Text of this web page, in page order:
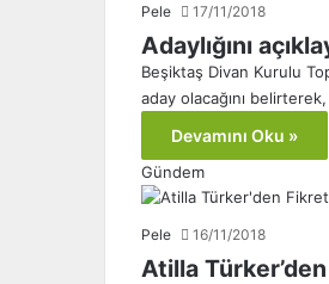
Pele 17/11/2018
Adaylığını
Beşiktaş Divan Kurulu
aday olacağını
Devamını Oku »
Gündem
Pele 16/11/2018
Atilla